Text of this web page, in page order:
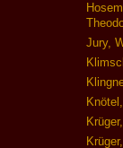
Jury,